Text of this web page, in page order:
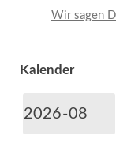
Wir sagen
Kalender